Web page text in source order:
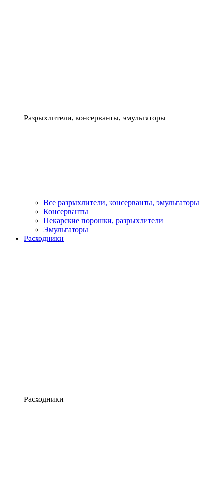
Разрыхлители, консерванты, эмульгаторы
Все разрыхлители, консерванты, эмульгаторы
Консерванты
Пекарские порошки, разрыхлители
Эмульгаторы
Расходники
Расходники